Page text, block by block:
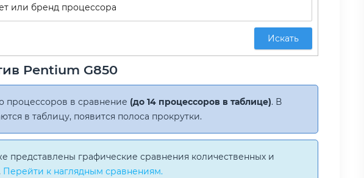
Искать
Pentium G850
процессоров в сравнение (до 14 процессоров в таблице). В
в таблицу, появится полоса прокрутки.
представлены графические сравнения количественных и
Перейти к наглядным сравнениям.